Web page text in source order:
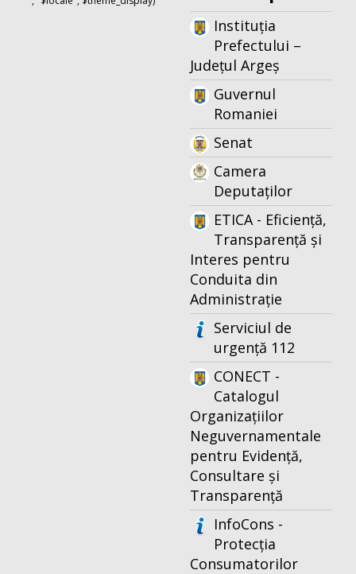
Instituția
Prefectului –
Județul Argeș
Guvernul
Romaniei
Senat
Camera
Deputaților
ETICA - Eficiență,
Transparență și
Interes pentru
Conduita din
Administrație
Serviciul de
urgență 112
CONECT -
Catalogul
Organizațiilor
Neguvernamentale
pentru Evidență,
Consultare și
Transparență
InfoCons -
Protecția
Consumatorilor